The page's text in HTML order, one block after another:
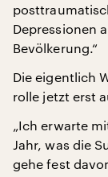
Depressionen
Bevölkerung.“
Die eigentlich
rolle jetzt erst
„Ich erwarte
Jahr, was die
gehe fest